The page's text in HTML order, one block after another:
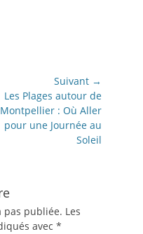
Suivant →
Les Plages autour de
Montpellier : Où Aller
pour une Journée au
Soleil
pas publiée. Les
avec *